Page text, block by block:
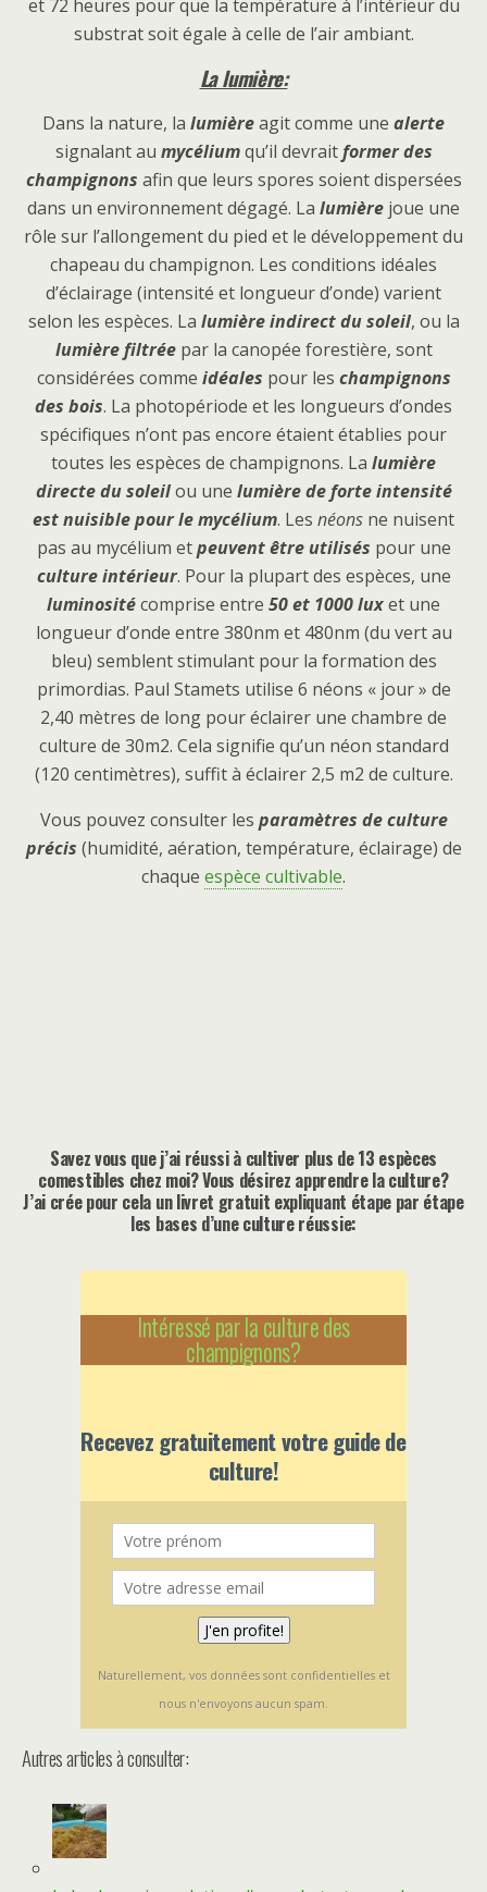
et 72 heures pour que la température à l’intérieur du
substrat soit égale à celle de l’air ambiant.
La lumière:
Dans la nature, la lumièreagit comme une alerte
signalant au mycéliumqu’il devraitformer des
champignons afin que leurs spores soient dispersées
dans un environnement dégagé. La lumière joue une
rôle sur l’allongement du pied et le développement du
chapeau du champignon. Les conditions idéales
d’éclairage (intensité et longueur d’onde) varient
selon les espèces. La lumière indirect du soleil, ou la
lumière filtréepar la canopée forestière, sont
considérées comme idéales pour les champignons
des bois. La photopériode et les longueurs d’ondes
spécifiques n’ont pas encore étaient établies pour
toutes les espèces de champignons. La lumière
directe du soleilou une lumière de forte intensité
est nuisible pour le mycélium. Les néons ne nuisent
pas au mycélium etpeuvent être utilisés pour une
culture intérieur. Pour la plupart des espèces, une
luminositécomprise entre 50 et 1000 luxet une
longueur d’onde entre 380nm et 480nm (du vert au
bleu) semblent stimulant pour la formation des
primordias. Paul Stamets utilise 6 néons « jour » de
2,40 mètres de long pour éclairer une chambre de
culture de 30m2. Cela signifie qu’un néon standard
(120 centimètres), suffit à éclairer 2,5 m2 de culture.
Vous pouvez consulter les paramètres de culture
précis (humidité, aération, température, éclairage) de
chaque espèce cultivable.
Savez vous que j’ai réussi à cultiver plus de 13 espèces
comestibles chez moi? Vous désirez apprendre la culture?
J’ai crée pour cela un livret gratuit expliquant étape par étape
les bases d’une culture réussie:
Intéressé par la culture des
champignons?
Recevez gratuitement votre guide de
culture!
Naturellement, vos données sont confidentielles et
nous n'envoyons aucun spam.
Autres articles à consulter: